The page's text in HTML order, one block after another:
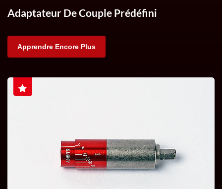
Adaptateur De Couple Prédéfini
Apprendre Encore Plus